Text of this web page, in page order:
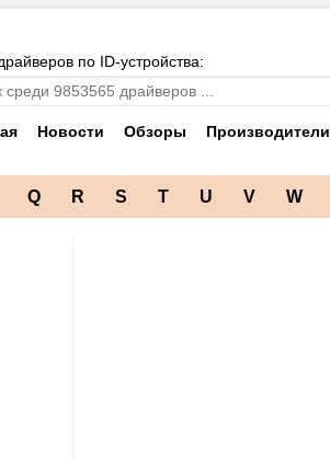
по ID-устройства:
Новости Обзоры Производители
Q R S T U V W